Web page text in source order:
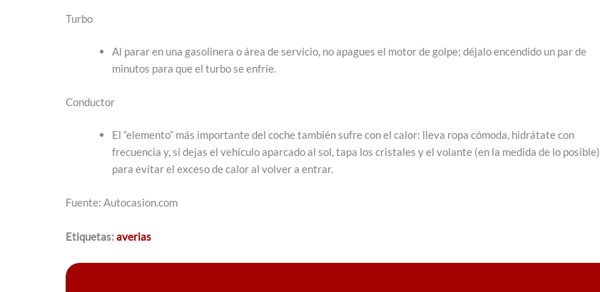
Turbo
Al parar en una gasolinera o área de servicio, no apagues el motor de golpe; déjalo encendido un par de
minutos para que el turbo se enfríe.
Conductor
El “elemento” más importante del coche también sufre con el calor: lleva ropa cómoda, hidrátate con
frecuencia y, si dejas el vehículo aparcado al sol, tapa los cristales y el volante (en la medida de lo posible)
para evitar el exceso de calor al volver a entrar.
Fuente: Autocasion.com
Etiquetas:averias